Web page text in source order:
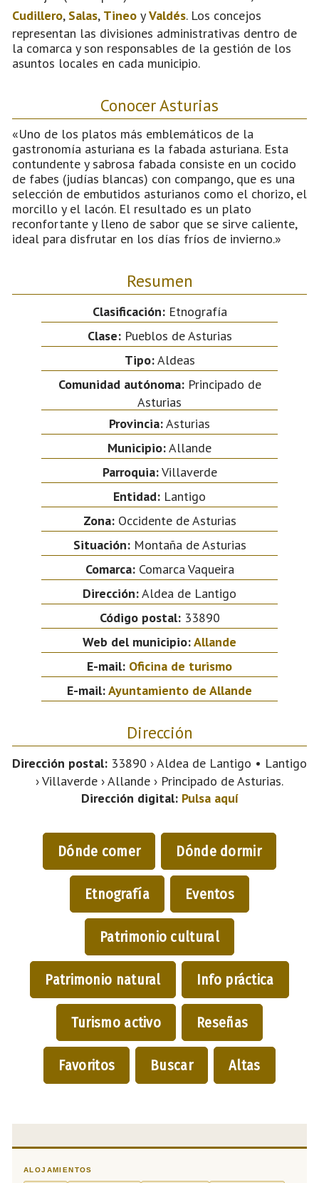
Cudillero, Salas, Tineo yValdés. Los concejos
representan las divisiones administrativas dentro de
la comarca y son responsables de la gestión de los
asuntos locales en cada municipio.
Conocer Asturias
«Uno de los platos más emblemáticos de la
gastronomía asturiana es la fabada asturiana. Esta
contundente y sabrosa fabada consiste en un cocido
de fabes (judías blancas) con compango, que es una
selección de embutidos asturianos como el chorizo, el
morcillo y el lacón. El resultado es un plato
reconfortante y lleno de sabor que se sirve caliente,
ideal para disfrutar en los días fríos de invierno.»
Resumen
Clasificación:Etnografía
Clase:Pueblos de Asturias
Tipo:Aldeas
Comunidad autónoma:Principado de
Asturias
Provincia:Asturias
Municipio:Allande
Parroquia:Villaverde
Entidad: Lantigo
Zona:Occidente de Asturias
Situación:Montaña de Asturias
Comarca:Comarca Vaqueira
Dirección:Aldea de Lantigo
Código postal:33890
Web del municipio:Allande
E-mail: Oficina de turismo
E-mail:Ayuntamiento de Allande
Dirección
Dirección postal: 33890 › Aldea de Lantigo • Lantigo
› Villaverde › Allande › Principado de Asturias.
Dirección digital: Pulsa aquí
Dónde comer Dónde dormir
Etnografía Eventos
Patrimonio cultural
Patrimonio natural Info práctica
Turismo activo Reseñas
Favoritos Buscar Altas